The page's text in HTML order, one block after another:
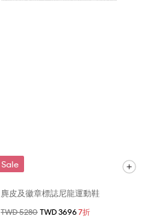
Sale
麂皮及徽章標誌尼龍運動鞋
價格扣減從
TWD 5280 至
TWD 36967折